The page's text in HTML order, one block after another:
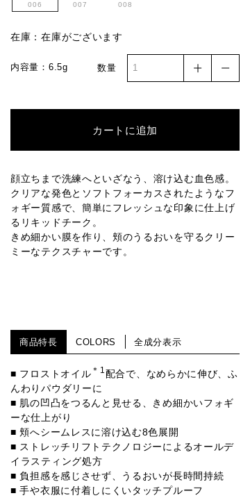
006 007 008
在庫：在庫がございます
内容量：6.5g 数量
カートに追加
顔立ちまで洗練へといざなう、溶け込む血色感。
クリアな発色とソフトフォーカスされたようなフ
ォギー質感で、簡単にフレッシュな印象に仕上げ
るリキッドチーク。
きめ細かい膜を作り、頬のうるおいを守るクリー
ミーなテクスチャーです。
商品特長 COLORS 全成分表示
■ フロストオイル ＊1 配合で、なめらかに伸び、ふ
んわりパウダリーに
■ 肌の凹凸をつるんと見せる、きめ細かいフォギ
ーな仕上がり
■ 頬へシームレスに溶け込む8色展開
■ ストレッチリフトテクノロジーによるオールデ
イラスティング処方
■ 負担感を感じさせず、うるおいが長時間持続
■ 手や衣服に付着しにくいタッチプルーフ